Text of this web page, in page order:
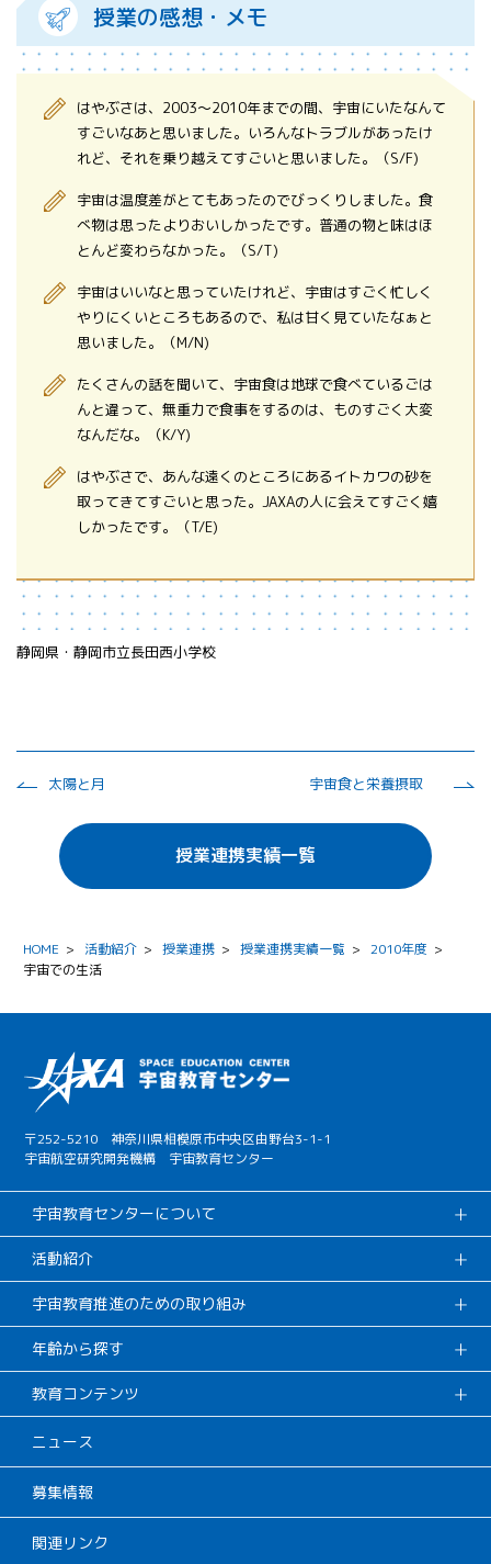
授業の感想・メモ
はやぶさは、2003～2010年までの間、宇宙にいたなんて
すごいなあと思いました。いろんなトラブルがあったけ
れど、それを乗り越えてすごいと思いました。（S/F)
宇宙は温度差がとてもあったのでびっくりしました。食
べ物は思ったよりおいしかったです。普通の物と味はほ
とんど変わらなかった。（S/T)
宇宙はいいなと思っていたけれど、宇宙はすごく忙しく
やりにくいところもあるので、私は甘く見ていたなぁと
思いました。（M/N)
たくさんの話を聞いて、宇宙食は地球で食べているごは
んと違って、無重力で食事をするのは、ものすごく大変
なんだな。（K/Y)
はやぶさで、あんな遠くのところにあるイトカワの砂を
取ってきてすごいと思った。JAXAの人に会えてすごく嬉
しかったです。（T/E)
静岡県・静岡市立長田西小学校
太陽と月 宇宙食と栄養摂取
授業連携実績一覧
HOME > 活動紹介 > 授業連携 > 授業連携実績一覧 > 2010年度 >
宇宙での生活
〒252-5210 神奈川県相模原市中央区由野台3-1-1
宇宙航空研究開発機構 宇宙教育センター
宇宙教育センターについて
活動紹介
宇宙教育推進のための取り組み
年齢から探す
教育コンテンツ
ニュース
募集情報
関連リンク